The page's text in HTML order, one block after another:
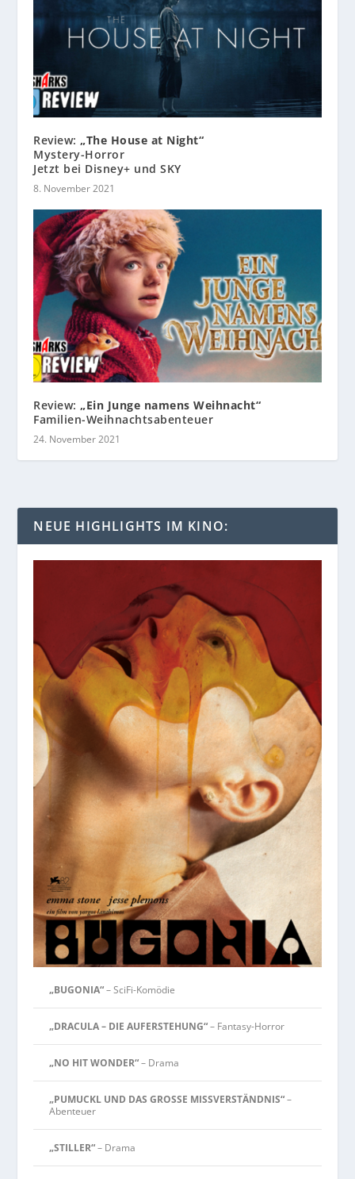
Review:„The House at Night“
Mystery-Horror
Jetzt bei Disney+ und SKY
8. November 2021
Review:„Ein Junge namens Weihnacht“
Familien-Weihnachtsabenteuer
24. November 2021
NEUE HIGHLIGHTS IM KINO:
„BUGONIA“– SciFi-Komödie
„DRACULA – DIE AUFERSTEHUNG“– Fantasy-Horror
„NO HIT WONDER“– Drama
„PUMUCKL UND DAS GROSSE MISSVERSTÄNDNIS“–
Abenteuer
„STILLER“– Drama